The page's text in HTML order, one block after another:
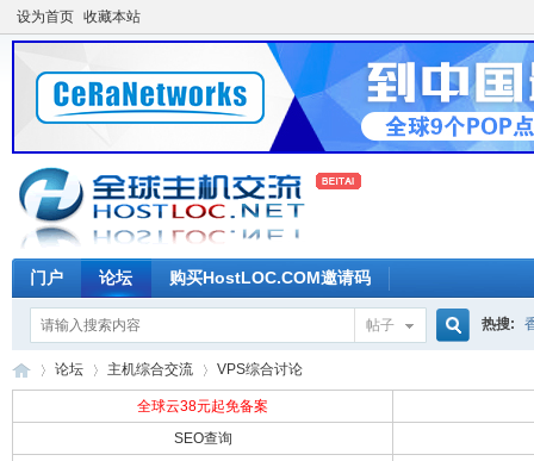
设为首页 收藏本站
门户 论坛 购买HostLOC.COM邀请码
帖子 热搜:
论坛 主机综合交流 VPS综合讨论
全球云38元起免备案
SEO查询